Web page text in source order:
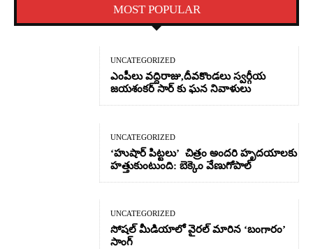
MOST POPULAR
UNCATEGORIZED
ఎంపీలు వద్దిరాజు,దీవకొండలు స్వర్గీయ
జయశంకర్ సార్ కు ఘన నివాళులు
UNCATEGORIZED
‘హుషార్‌ పిట్టలు’ చిత్రం అందరి హృదయాలకు
హత్తుకుంటుంది: బెక్కెం వేణుగోపాల్‌
UNCATEGORIZED
సోషల్ మీడియాలో వైరల్ మారిన ‘బంగారం’
సాంగ్